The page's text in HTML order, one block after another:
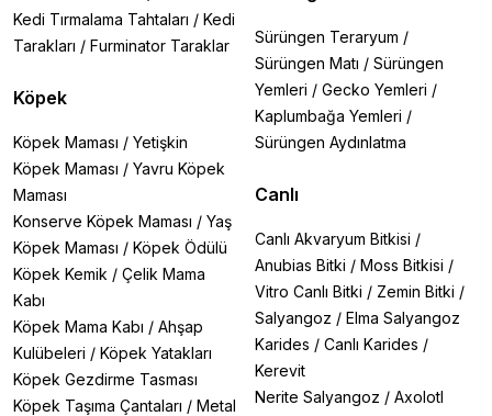
Kedi Tırmalama Tahtaları / Kedi
Tarakları / Furminator Taraklar
Köpek
Köpek Maması / Yetişkin
Köpek Maması / Yavru Köpek
Maması
Konserve Köpek Maması / Yaş
Köpek Maması / Köpek Ödülü
Köpek Kemik / Çelik Mama
Kabı
Köpek Mama Kabı / Ahşap
Kulübeleri / Köpek Yatakları
Köpek Gezdirme Tasması
Köpek Taşıma Çantaları / Metal
Sürüngen Teraryum /
Sürüngen Matı / Sürüngen
Yemleri / Gecko Yemleri /
Kaplumbağa Yemleri /
Sürüngen Aydınlatma
Canlı
Canlı Akvaryum Bitkisi /
Anubias Bitki / Moss Bitkisi /
Vitro Canlı Bitki / Zemin Bitki /
Salyangoz / Elma Salyangoz
Karides / Canlı Karides /
Kerevit
Nerite Salyangoz / Axolotl